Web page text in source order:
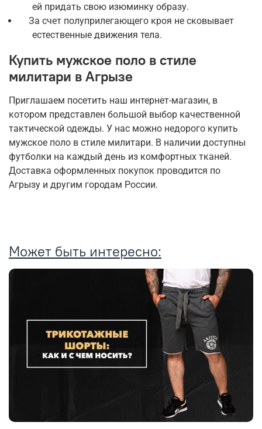
ей придать свою изюминку образу.
За счет полуприлегающего кроя не сковывает
естественные движения тела.
Купить мужское поло в стиле
милитари в Агрызе
Приглашаем посетить наш интернет-магазин, в
котором представлен большой выбор качественной
тактической одежды. У нас можно недорого купить
мужское поло в стиле милитари. В наличии доступны
футболки на каждый день из комфортных тканей.
Доставка оформленных покупок проводится по
Агрызу и другим городам России.
Может быть интересно: